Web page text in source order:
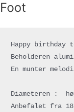
Foot
Happy
Beholderen
En munter
Diameteren :
Anbefalet fra